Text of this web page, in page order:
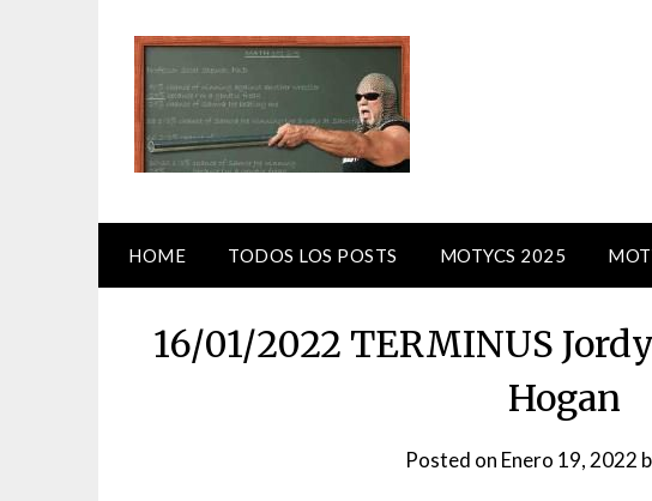
HOME TODOS LOS POSTS MOTYCS 2025
16/01/2022 TERMINUS
Hogan
Posted on Enero 19, 2022